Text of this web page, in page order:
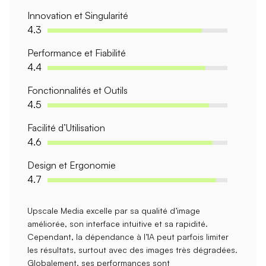
Innovation et Singularité
4.3
Performance et Fiabilité
4.4
Fonctionnalités et Outils
4.5
Facilité d’Utilisation
4.6
Design et Ergonomie
4.7
Upscale Media excelle par sa qualité d’image
améliorée, son interface intuitive et sa rapidité.
Cependant, la dépendance à l’IA peut parfois limiter
les résultats, surtout avec des images très dégradées.
Globalement, ses performances sont